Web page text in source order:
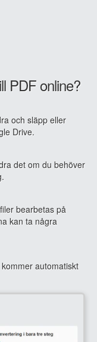
PDF online?
och släpp eller
Drive.
det om du behöver
bearbetas på
kan ta några
automatiskt